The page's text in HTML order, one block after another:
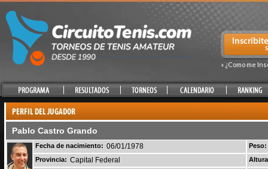
» ¿Como me
Pablo Castro Grando
Fecha de nacimiento: 06/01/1978
Peso:
Provincia: Capital Federal